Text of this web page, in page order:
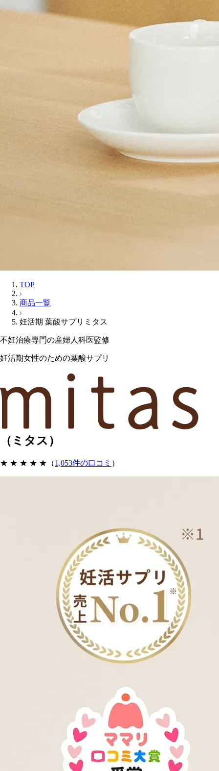
TOP
商品一覧
妊活期 葉酸サプリミタス
不妊治療専門の産婦人科医監修
妊活期女性のための葉酸サプリ
（ミタス）
★ ★ ★ ★ ★ （1,053件の口コミ ）